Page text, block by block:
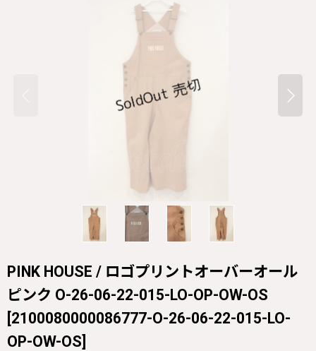
PINK HOUSE / ロゴプリントオーバーオール
ピンク O-26-06-22-015-LO-OP-OW-OS
[2100080000086777-O-26-06-22-015-LO-
OP-OW-OS]